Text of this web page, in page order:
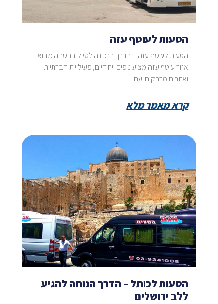
הסעות לעוטף עזה
הסעות לעוטף עזה – הדרך הנכונה לטייל בבטחה מבוא
אזור עוטף עזה מציע נופים ייחודיים, פעילויות חברתיות
ואתרים מרתקים. עם
קרא מאמר מלא
הסעות לכותל – הדרך הנוחה להגיע
ללב ירושלים